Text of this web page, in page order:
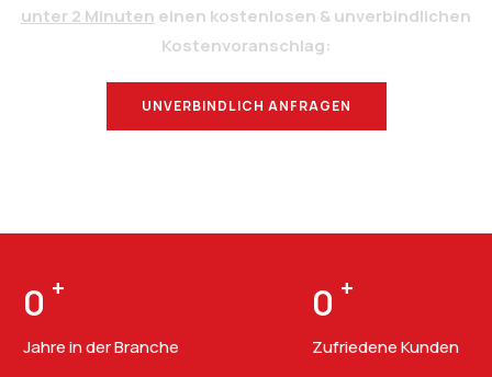
unter 2 Minuten einen kostenlosen & unverbindlichen
Kostenvoranschlag:
UNVERBINDLICH ANFRAGEN
0 +
Jahre in der Branche
0 +
Zufriedene Kunden